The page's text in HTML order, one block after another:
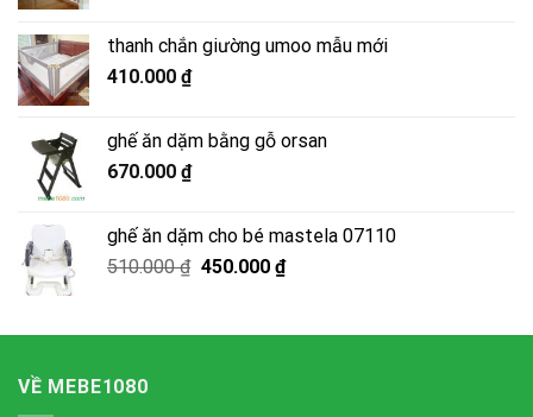
thanh chắn giường umoo mẫu mới
410.000 ₫
ghế ăn dặm bằng gỗ orsan
670.000 ₫
ghế ăn dặm cho bé mastela 07110
510.000₫ Giá
510.000 ₫.
450.000 ₫Giá
là:
VỀ MEBE1080